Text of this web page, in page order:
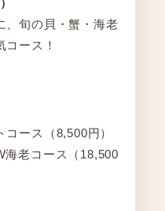
、旬の貝・蟹・海老
コース！
コース（8,500円）
海老コース（18,500